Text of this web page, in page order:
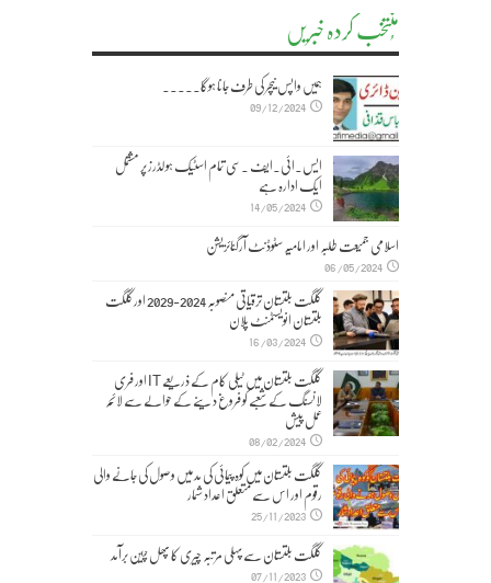
مُنتخب کردہ خبریں
ہمیں واپس نیچر کی طرف جانا ہوگا۔۔۔۔۔
09/12/2024
ایس۔ائی۔ایف ۔سی تمام اسٹیک ہولڈرز پر مشتمل
ایک ادارہ ہے
14/05/2024
اسلامی جمیعت طلبہ اور امامیہ سٹوڈنٹ آرگنائزیشن
06/05/2024
گلگت بلتستان ترقیاتی منصوبہ 2024-2029 اورگلگت
بلتستان انویسٹمنٹ پلان
16/03/2024
گلگت بلتستان میں ٹیلی کام کے ذریعے IT اور فری
لانسنگ کے شعبے کو فروغ دینے کے حوالے سے لائحہ
عمل پیش
08/02/2024
گلگت بلتستان میں کوہ پیمائی کی مد میں وصول کی جانے والی
رقوم اور اس سے متعلق اعداد شمار
25/11/2023
گلگت بلتستان سے پہلی مرتبہ چیری کا پھل چین برآمد
07/11/2023